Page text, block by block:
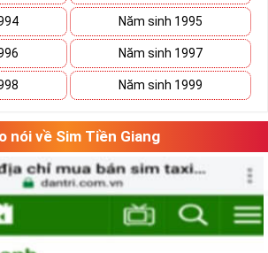
08988.4.1996, 0939.5.1.2014,
Danh Sách Kho Sim Năm Sinh
:
Vinaphone là nhà mạng lớn tại nước
ty Dịch vụ Viễn thông và đây là một
Bưu chính Viễn thông Việt Nam
thuộc về thông tin di động thông tin di
Năm sinh 1995
Năm sinh 1997
Năm sinh 1999
nói về Sim Tiền Giang